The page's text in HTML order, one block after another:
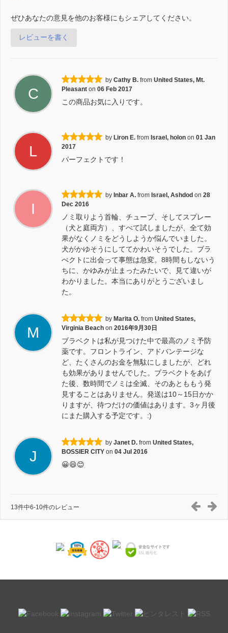
ぜひあなたの意見を他のお客様にもシェアしてください。
レビューを書く
C
by Cathy B. from United States, Mt.
Pleasant on 06 Feb 2017
この商品お気に入りです。
L
by Liron E. from Israel, holon on 01 Jan
2017
パーフェクトです！
I
by Inbar A. from Israel, Ashdod on 28
Dec 2016
ノミ取りよう首輪、チューブ、そしてスプレー
（犬と庭両方）、すべて試しましたが、全て効
果がなくノミをどうしようか悩んでいました。
犬がかゆそうにしててかわいそうでした。ブラ
べクトに出会って事態は急変。8時間もしないう
ちに、かゆみが止まったみたいで、見て違いが
わかりました。本当にありがとうございまし
た。
M
by Marita O. from United States,
Virginia Beach on 2016年9月30日
ブラベクトは私が見つけた中で最高のノミ予防
薬です。フロントライン、アドバンテージな
ど、たくさんのお金を無駄にしましたが、どれ
も効果がありませんでした。ブラベクトをあげ
た後、数時間でノミは全滅、そのあとももう発
見することはありません。発送は10～15日かか
りますが、待つだけの価値はあります。3ヶ月後
にまた購入する予定です。:)
J
by Janet D. from United States,
BOSSIER CITY on 04 Jul 2016
😀😄😊
13件中6-10件のレビュー